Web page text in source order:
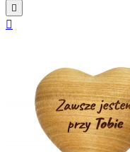

